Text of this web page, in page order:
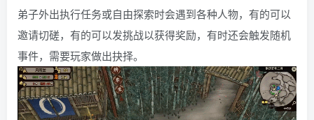
弟子外出执行任务或自由探索时会遇到各种人物，有的可以
邀请切磋，有的可以发挑战以获得奖励，有时还会触发随机
事件，需要玩家做出抉择。